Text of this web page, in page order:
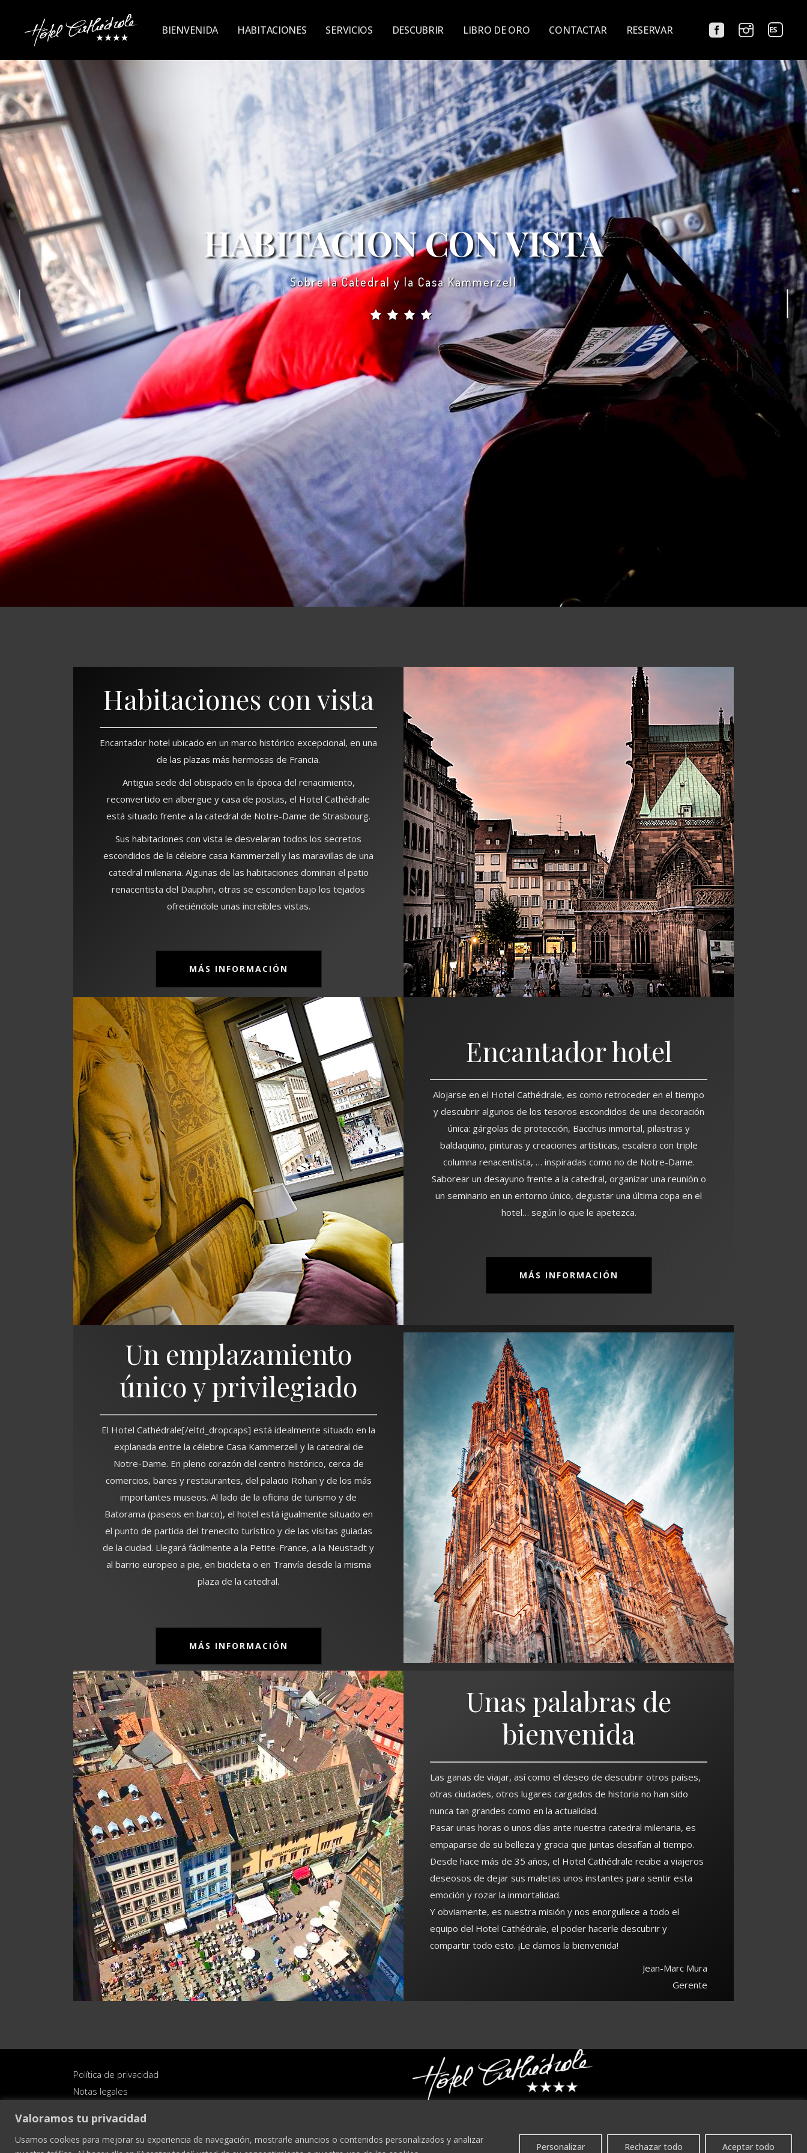
Valoramos tu privacidad
Usamos cookies para mejorar su experiencia de navegación, mostrarle anuncios o contenidos personalizados y analizar
Personalizar Rechazar todo Aceptar todo
BIENVENIDA HABITACIONES SERVICIOS DESCUBRIR LIBRO DE ORO CONTACTAR RESERVAR
Elegir
idioma
HABITACION CON VISTA
Sobre la Catedral y la Casa Kammerzell
Habitaciones con vista
Encantador hotel ubicado en un marco histórico excepcional, en una
de las plazas más hermosas de Francia.
Antigua sede del obispado en la época del renacimiento,
reconvertido en albergue y casa de postas, el Hotel Cathédrale
está situado frente a la catedral de Notre-Dame de Strasbourg.
Sus habitaciones con vista le desvelaran todos los secretos
escondidos de la célebre casa Kammerzell y las maravillas de una
catedral milenaria. Algunas de las habitaciones dominan el patio
renacentista del Dauphin, otras se esconden bajo los tejados
ofreciéndole unas increíbles vistas.
MÁS INFORMACIÓN
Encantador hotel
Alojarse en el Hotel Cathédrale, es como retroceder en el tiempo
y descubrir algunos de los tesoros escondidos de una decoración
única: gárgolas de protección, Bacchus inmortal, pilastras y
baldaquino, pinturas y creaciones artísticas, escalera con triple
columna renacentista, … inspiradas como no de Notre-Dame.
Saborear un desayuno frente a la catedral, organizar una reunión o
un seminario en un entorno único, degustar una última copa en el
hotel… según lo que le apetezca.
MÁS INFORMACIÓN
Un emplazamiento
único y privilegiado
El Hotel Cathédrale[/eltd_dropcaps] está idealmente situado en la
explanada entre la célebre Casa Kammerzell y la catedral de
Notre-Dame. En pleno corazón del centro histórico, cerca de
comercios, bares y restaurantes, del palacio Rohan y de los más
importantes museos. Al lado de la oficina de turismo y de
Batorama (paseos en barco), el hotel está igualmente situado en
el punto de partida del trenecito turístico y de las visitas guiadas
de la ciudad. Llegará fácilmente a la Petite-France, a la Neustadt y
al barrio europeo a pie, en bicicleta o en Tranvía desde la misma
plaza de la catedral.
MÁS INFORMACIÓN
Unas palabras de
bienvenida
Las ganas de viajar, así como el deseo de descubrir otros países,
otras ciudades, otros lugares cargados de historia no han sido
nunca tan grandes como en la actualidad.
Pasar unas horas o unos días ante nuestra catedral milenaria, es
empaparse de su belleza y gracia que juntas desafían al tiempo.
Desde hace más de 35 años, el Hotel Cathédrale recibe a viajeros
deseosos de dejar sus maletas unos instantes para sentir esta
emoción y rozar la inmortalidad.
Y obviamente, es nuestra misión y nos enorgullece a todo el
equipo del Hotel Cathédrale, el poder hacerle descubrir y
compartir todo esto. ¡Le damos la bienvenida!
Jean-Marc Mura
Gerente
Política de privacidad
Notas legales